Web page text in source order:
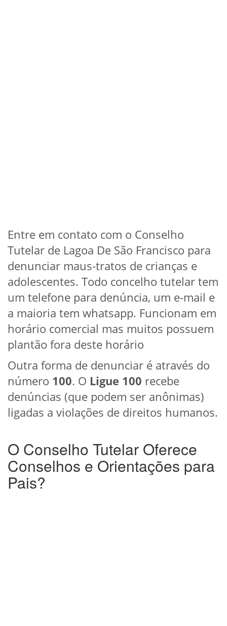
Entre em contato com o Conselho
Tutelar de Lagoa De São Francisco para
denunciar maus-tratos de crianças e
adolescentes. Todo concelho tutelar tem
um telefone para denúncia, um e-mail e
a maioria tem whatsapp. Funcionam em
horário comercial mas muitos possuem
plantão fora deste horário
Outra forma de denunciar é através do
número 100. O Ligue 100 recebe
denúncias (que podem ser anônimas)
ligadas a violações de direitos humanos.
O Conselho Tutelar Oferece
Conselhos e Orientações para
Pais?